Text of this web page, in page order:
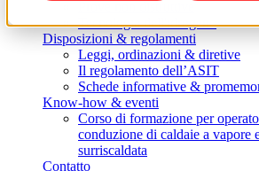
Tecnologia dell'idrogeno
Disposizioni & regolamenti
Leggi, ordinazioni & diretive
Il regolamento dell’ASIT
Schede informative &
Know-how & eventi
Corso di formazione per
conduzione di caldaie a vapore
surriscaldata
Contatto